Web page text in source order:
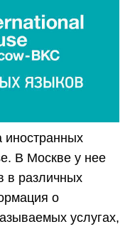
иностранных
В Москве у нее
в различных
о
услугах,